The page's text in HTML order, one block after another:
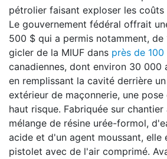
pétrolier faisant exploser les coûts
Le gouvernement fédéral offrait
500 $ qui a permis notamment, de
gicler de la MIUF dans près de 100
canadiennes, dont environ 30 000
en remplissant la cavité derrière
extérieur de maçonnerie, une
haut risque. Fabriquée sur
mélange de résine urée-formol,
acide et d'un agent moussant, elle
pistolet avec de l'air comprimé.